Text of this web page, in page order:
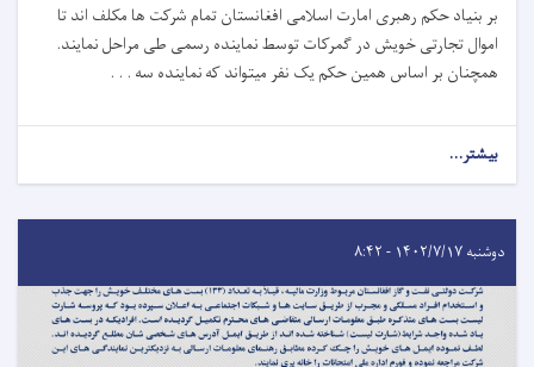
بر بنیاد حکم رهبری امارت اسلامی افغانستان تمام شرکت ها مکلف اند تا
اموال تجارتی خویش در گمرکات توسط نماینده رسمی طی مراحل نمایند.
همچنان بر اساس همین حکم یک نفر میتواند که نماینده سه . . .
بیشتر...
دوشنبه ۱۴۰۲/۷/۱۷ - ۸:۴۲